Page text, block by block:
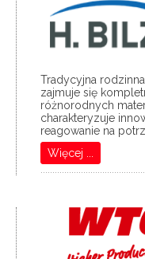
Tradycyjna
zajmuje się
różnorodnych
charakteryzuje
reagowanie na
Więcej ...